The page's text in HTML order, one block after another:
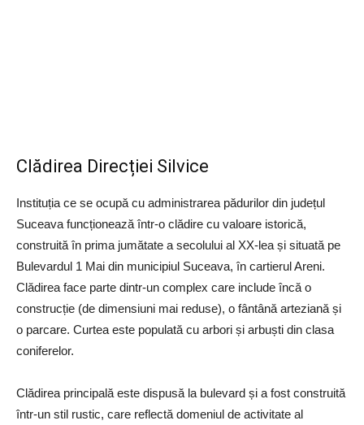
Clădirea Direcției Silvice
Instituția ce se ocupă cu administrarea pădurilor din județul
Suceava funcționează într-o clădire cu valoare istorică,
construită în prima jumătate a secolului al XX-lea și situată pe
Bulevardul 1 Mai din municipiul Suceava, în cartierul Areni.
Clădirea face parte dintr-un complex care include încă o
construcție (de dimensiuni mai reduse), o fântână arteziană și
o parcare. Curtea este populată cu arbori și arbuști din clasa
coniferelor.
Clădirea principală este dispusă la bulevard și a fost construită
într-un stil rustic, care reflectă domeniul de activitate al